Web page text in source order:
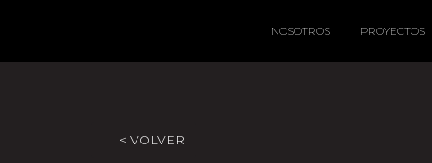
NOSOTROS PROYECTOS
< VOLVER